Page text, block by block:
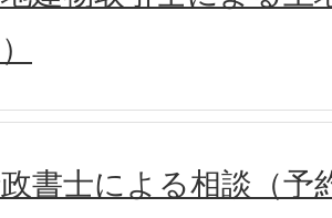
書士による相談（予